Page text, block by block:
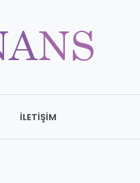
İLETIŞIM